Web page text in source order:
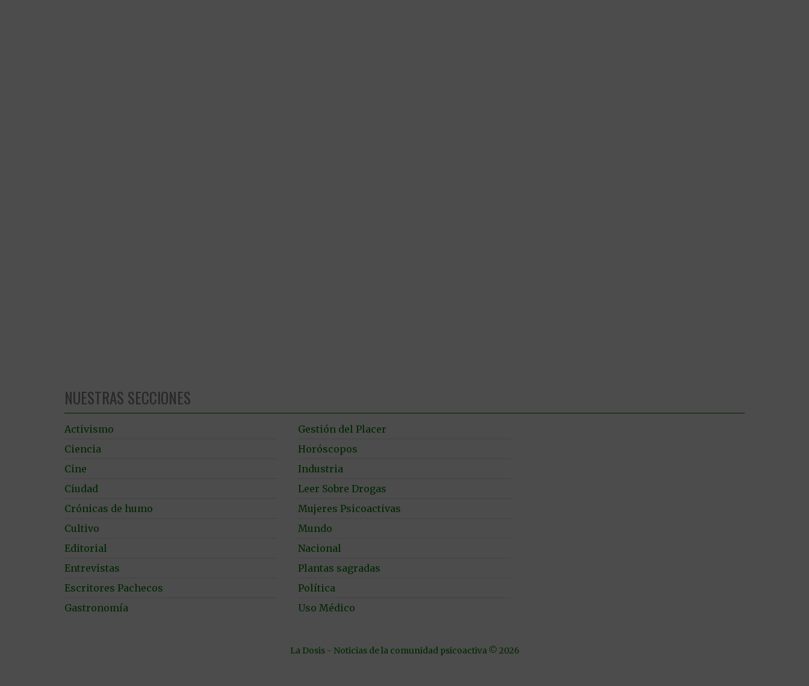
NUESTRAS SECCIONES
Activismo
Ciencia
Cine
Ciudad
Crónicas de humo
Cultivo
Editorial
Entrevistas
Escritores Pachecos
Gastronomía
Gestión del Placer
Horóscopos
Industria
Leer Sobre Drogas
Mujeres Psicoactivas
Mundo
Nacional
Plantas sagradas
Política
Uso Médico
La Dosis - Noticias de la comunidad psicoactiva © 2026